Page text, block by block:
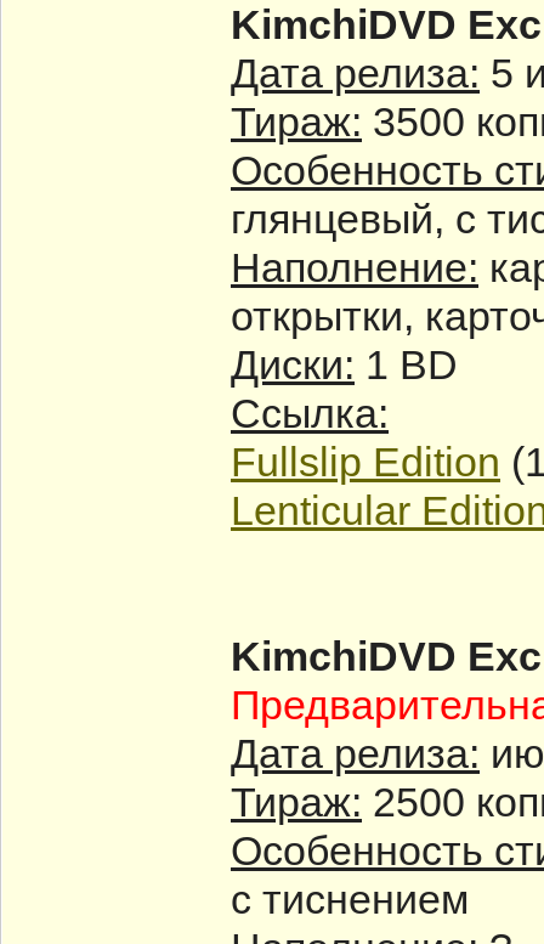
KimchiDVD
Дата релиза: 5
Тираж: 3500
Особенность
глянцевый, с
Наполнение:
открытки,
Диски: 1 BD
Ссылка:
Fullslip Edition
Lenticular
KimchiDVD
Дата релиза:
Тираж: 2500
Особенность
с тиснением